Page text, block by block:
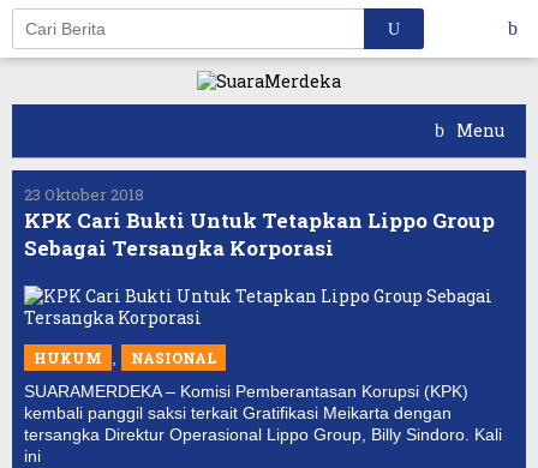
Skip
content
Menu
23 Oktober 2018
KPK Cari Bukti Untuk Tetapkan Lippo Group
Sebagai Tersangka Korporasi
HUKUM ,
NASIONAL
SUARAMERDEKA – Komisi Pemberantasan Korupsi (KPK)
kembali panggil saksi terkait Gratifikasi Meikarta dengan
tersangka Direktur Operasional Lippo Group, Billy Sindoro. Kali
ini